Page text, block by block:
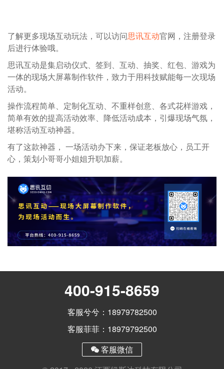
了解更多现场互动玩法，可以访问思讯互动官网，注册登录
后进行体验哦。
思讯互动是集启动仪式、签到、互动、抽奖、红包、游戏为
一体的现场大屏幕制作软件，致力于用科技赋能每一次现场
活动。
操作流程简单、定制化互动、不重样创意、各式花样游戏，
简单有效的提高活动效率、降低活动成本，引爆现场气氛，
堪称活动互动神器。
有了这款神器， 一场活动办下来，保证老板放心，员工开
心，策划小哥哥小姐姐升职加薪。
400-915-8659
客服兮兮：18979782500
客服菲菲：18979792500
客服微信